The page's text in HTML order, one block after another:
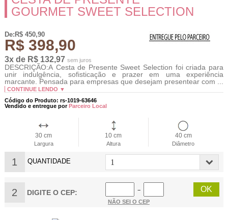
GOURMET SWEET SELECTION
De:R$ 450,90
R$ 398,90
3x de R$ 132,97 sem juros
DESCRIÇÃO:A Cesta de Presente Sweet Selection foi criada para
unir indulgência, sofisticação e prazer em uma experiência
marcante. Pensada para empresas que desejam presentear com ...
CONTINUE LENDO ▼
Código do Produto: rs-1019-63646
Vendido e entregue porParceiro Local
30 cm
Largura
10 cm
Altura
40 cm
Diâmetro
1 QUANTIDADE
2 DIGITE O CEP:
−
NÃO SEI O CEP